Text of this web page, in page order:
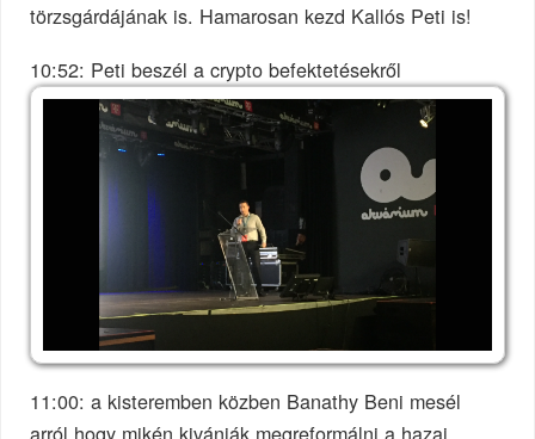
törzsgárdájának is. Hamarosan kezd Kallós Peti is!
10:52: Peti beszél a crypto befektetésekről
11:00: a kisteremben közben Banathy Beni mesél
arról hogy mikén kivánják megreformálni a hazai